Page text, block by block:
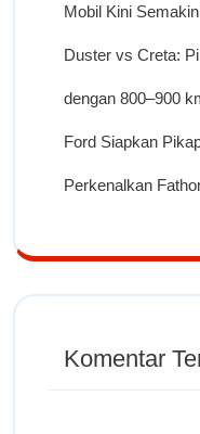
Mobil Kini
Duster vs Creta:
dengan 800–900
Ford Siapkan
Perkenalkan
Komentar